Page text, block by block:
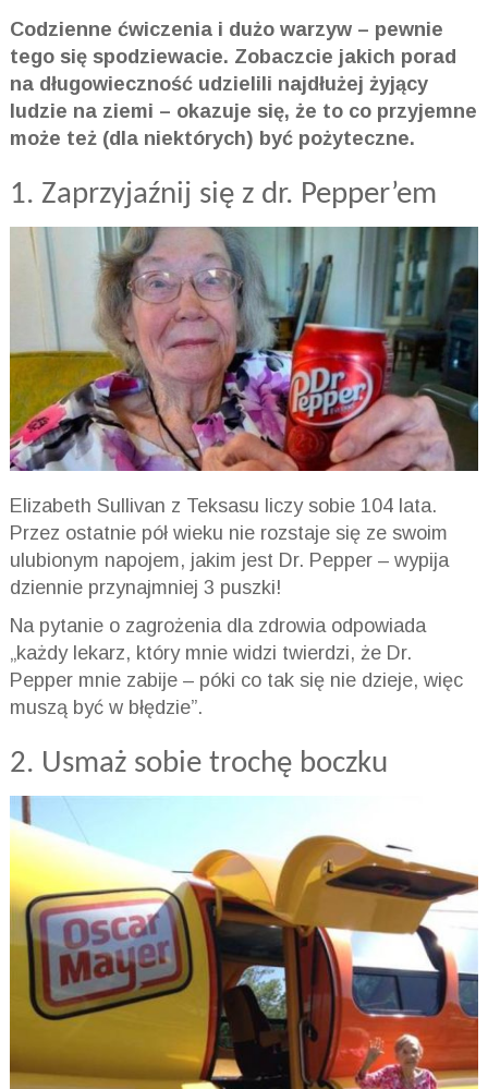
Codzienne ćwiczenia i dużo warzyw – pewnie
tego się spodziewacie. Zobaczcie jakich porad
na długowieczność udzielili najdłużej żyjący
ludzie na ziemi – okazuje się, że to co przyjemne
może też (dla niektórych) być pożyteczne.
1. Zaprzyjaźnij się z dr. Pepper’em
Elizabeth Sullivan z Teksasu liczy sobie 104 lata.
Przez ostatnie pół wieku nie rozstaje się ze swoim
ulubionym napojem, jakim jest Dr. Pepper – wypija
dziennie przynajmniej 3 puszki!
Na pytanie o zagrożenia dla zdrowia odpowiada
„każdy lekarz, który mnie widzi twierdzi, że Dr.
Pepper mnie zabije – póki co tak się nie dzieje, więc
muszą być w błędzie”.
2. Usmaż sobie trochę boczku